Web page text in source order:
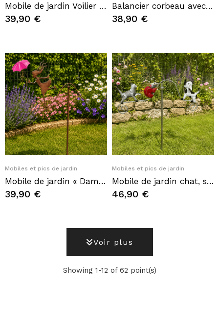
Mobile de jardin Voilier et Poisson en métal – Décoration maritime à piquer
39,90 €
Balancier corbeau avec parapluie en métal – Mobile de jardin à piquer
38,90 €
Quick View
Mobiles et pics de jardin
Mobile de jardin « Dame au parapluie rose » – Balancier décoratif en métal
39,90 €
Quick View
Mobiles et pics de jardin
Mobile de jardin chat, souris et chien – Mobile de jardin animaux en métal
46,90 €
Voir plus
Showing 1-12 of 62 point(s)